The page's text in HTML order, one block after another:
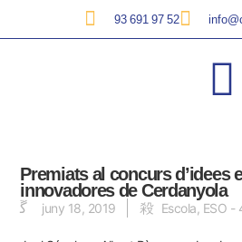
93 691 97 52
Premiats al concurs d’idees
innovadores de Cerdanyola
juny 18, 2019 Escola ESO -